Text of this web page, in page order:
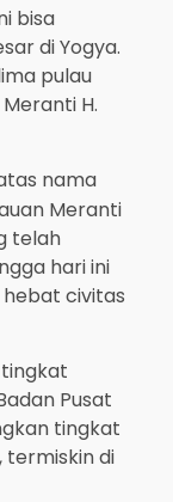
bisa
di Yogya.
pulau
H.
nama
Meranti
telah
hari ini
civitas
tingkat
Pusat
tingkat
termiskin di